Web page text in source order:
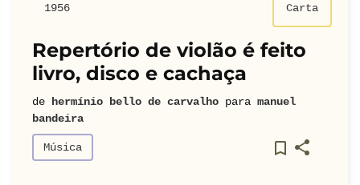
1956 Carta
Repertório de violão é feito
livro, disco e cachaça
de hermínio bello de carvalho para manuel
bandeira
Música